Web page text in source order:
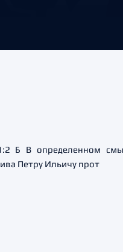
Б В определенном
Петру Ильичу прот